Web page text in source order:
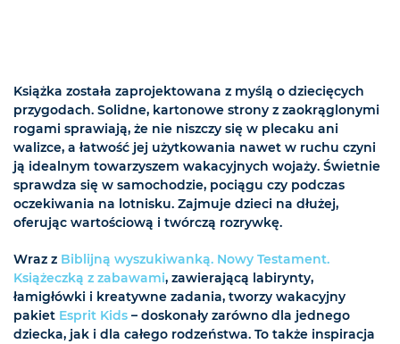
Książka została zaprojektowana z myślą o dziecięcych
przygodach. Solidne, kartonowe strony z zaokrąglonymi
rogami sprawiają, że nie niszczy się w plecaku ani
walizce, a łatwość jej użytkowania nawet w ruchu czyni
ją idealnym towarzyszem wakacyjnych wojaży. Świetnie
sprawdza się w samochodzie, pociągu czy podczas
oczekiwania na lotnisku. Zajmuje dzieci na dłużej,
oferując wartościową i twórczą rozrywkę.
Wraz z Biblijną wyszukiwanką. Nowy Testament.
Książeczką z zabawami, zawierającą labirynty,
łamigłówki i kreatywne zadania, tworzy wakacyjny
pakiet Esprit Kids – doskonały zarówno dla jednego
dziecka, jak i dla całego rodzeństwa. To także inspiracja